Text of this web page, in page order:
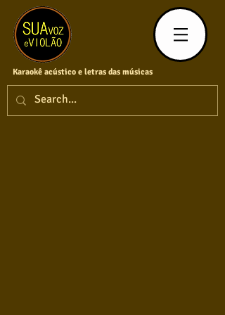
Karaokê acústico e letras das músicas